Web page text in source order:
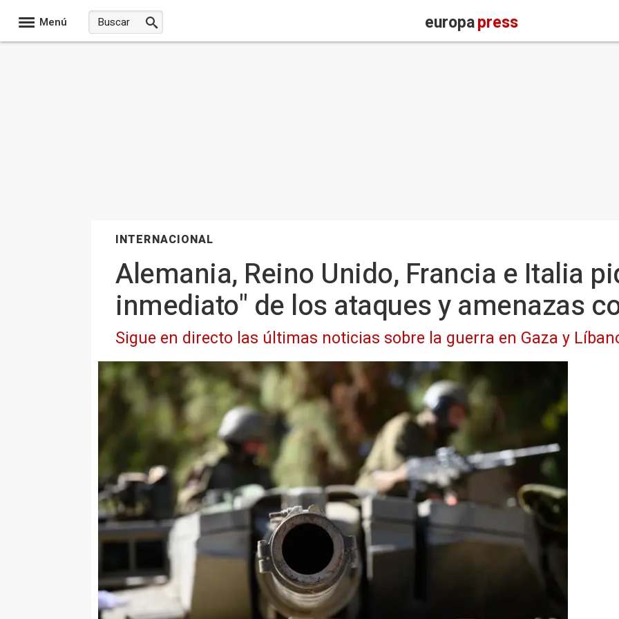
Menú europapress
INTERNACIONAL
Alemania, Reino Unido, Francia e Italia
inmediato" de los ataques y amenazas
Sigue en directo las últimas noticias sobre la guerra en Gaza y